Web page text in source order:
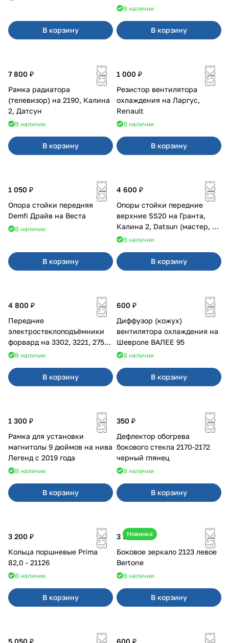
В корзину
В наличии
В корзину
7 800 ₽
Рамка радиатора
(телевизор) на 2190, Калина
2, Датсун
В наличии
В корзину
1 000 ₽
Резистор вентилятора
охлаждения на Ларгус,
Renault
В наличии
В корзину
1 050 ₽
Опора стойки передняя
Demfi Драйв на Веста
В наличии
В корзину
4 600 ₽
Опоры стойки передние
верхние SS20 на Гранта,
Калина 2, Datsun (мастер, с
ЭлУР, с подшипником) 2шт
В наличии
В корзину
4 800 ₽
Передние
электростеклоподъёмники
форвард на 3302, 3221, 2752,
2217В наличии
В корзину
600 ₽
Диффузор (кожух)
вентилятора охлаждения на
Шевроле ВАЛЕЕ 95
В наличии
В корзину
1 300 ₽
Рамка для установки
магнитолы 9 дюймов на нива
Легенд с 2019 года
В наличии
В корзину
350 ₽
Дефлектор обогрева
бокового стекла 2170-2172
черный глянец
В наличии
В корзину
3 200 ₽
Кольца поршневые Prima
82,0 - 21126
В наличии
В корзину
Новинка
3 500 ₽
Боковое зеркало 2123 левое
Bertone
В наличии
В корзину
5 050 ₽ 600 ₽